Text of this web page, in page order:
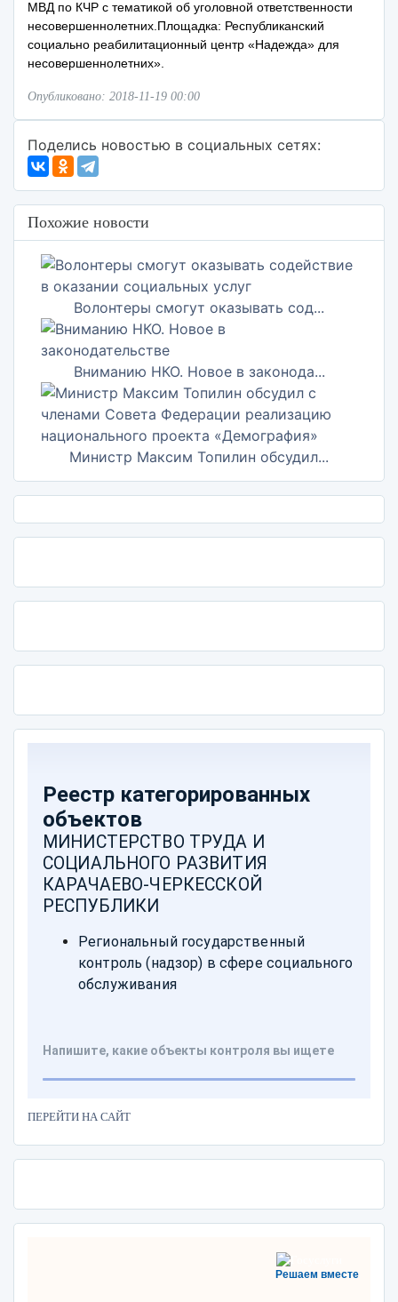
МВД по КЧР с тематикой об уголовной ответственности
несовершеннолетних.Площадка: Республиканский
социально реабилитационный центр «Надежда» для
несовершеннолетних».
Опубликовано: 2018-11-19 00:00
Поделись новостью в социальных сетях:
Похожие новости
Волонтеры смогут оказывать сод...
Вниманию НКО. Новое в законода...
Министр Максим Топилин обсудил...
ПЕРЕЙТИ НА САЙТ
Решаем вместе